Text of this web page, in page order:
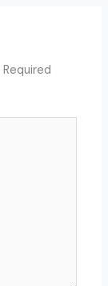
Required